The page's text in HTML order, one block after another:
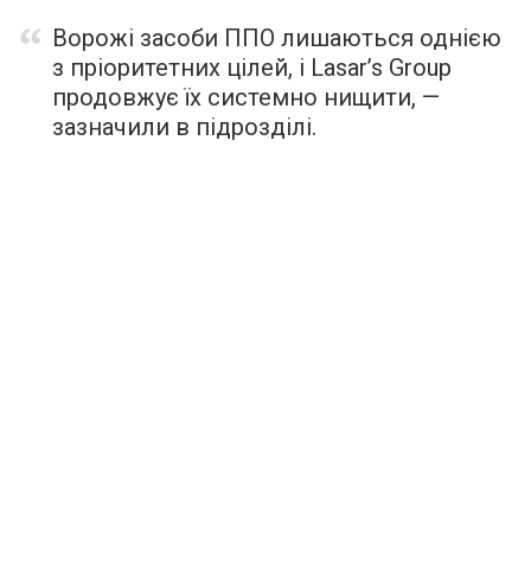
Ворожі засоби ППО лишаються однією
з пріоритетних цілей, і Lasar’s Group
продовжує їх системно нищити, —
зазначили в підрозділі.